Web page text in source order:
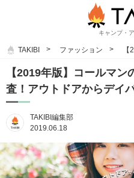
キャンプ・
TAKIBI ファッション
【2019年版】コールマ
査！アウトドアからデイ
TAKIBI編集部
2019.06.18